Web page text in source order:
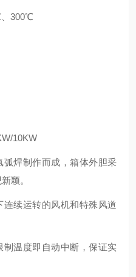
300℃
10KW
焊制作而成，箱体外胆采
颖。
续运转的风机和特殊风道
温度即自动中断，保证实